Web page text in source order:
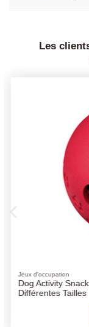
Les
10,00 €
Prix Drive :
-5% 9,50 €